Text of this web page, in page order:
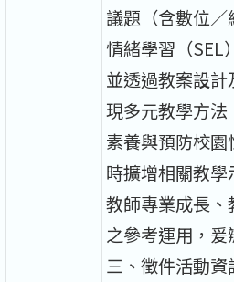
議題（含數位
情緒學習（SEL
並透過教案設
現多元教學方
素養與預防校
時擴增相關教
教師專業成長
之參考運用，爰
三、徵件活動